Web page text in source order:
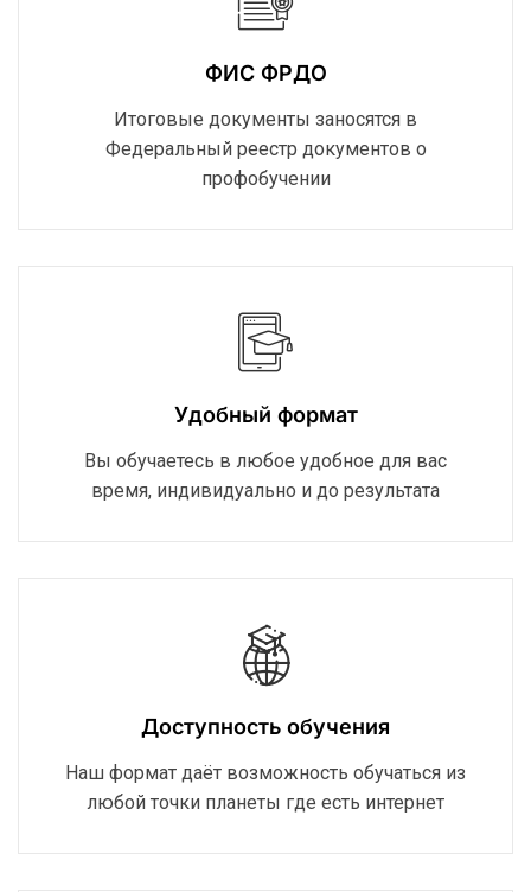
ФИС ФРДО
Итоговые документы заносятся в
Федеральный реестр документов о
профобучении
Удобный формат
Вы обучаетесь в любое удобное для вас
время, индивидуально и до результата
Доступность обучения
Наш формат даёт возможность обучаться из
любой точки планеты где есть интернет